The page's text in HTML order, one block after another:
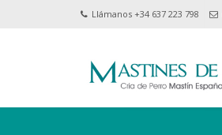
Llámanos +34 637 223 798